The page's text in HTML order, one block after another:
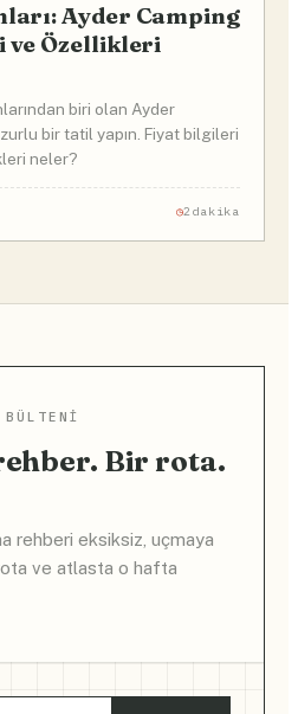
Ayder Camping
ve Özellikleri
biri olan Ayder
bir tatil yapın. Fiyat bilgileri
neler?
2dakika
Bir rota.
rehberi eksiksiz, uçmaya
ve atlasta o hafta